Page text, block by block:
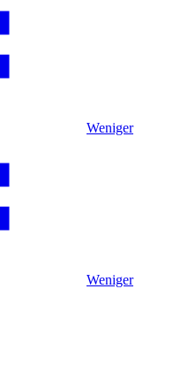
Weniger
Weniger